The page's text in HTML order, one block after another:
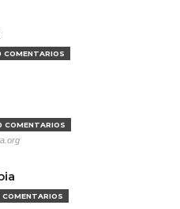
COMENTARIOS
COMENTARIOS
COMENTARIOS